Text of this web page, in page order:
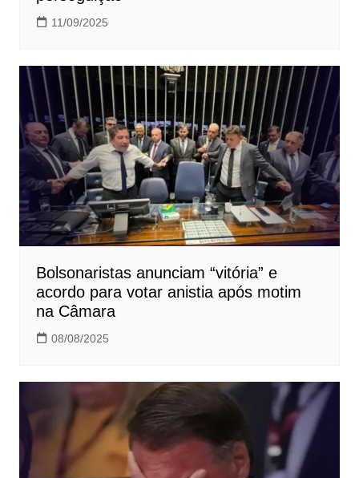
11/09/2025
Bolsonaristas anunciam “vitória” e
acordo para votar anistia após motim
na Câmara
08/08/2025